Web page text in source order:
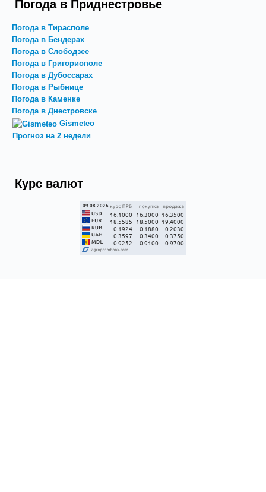
Погода в Приднестровье
Погода в Тирасполе
Погода в Бендерах
Погода в Слободзее
Погода в Григориополе
Погода в Дубоссарах
Погода в Рыбнице
Погода в Каменке
Погода в Днестровске
Gismeteo
Прогноз на 2 недели
Курс валют